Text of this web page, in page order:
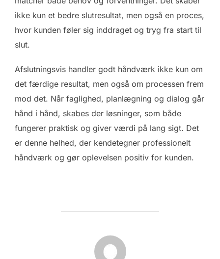
ikke kun et bedre slutresultat, men også en proces,
hvor kunden føler sig inddraget og tryg fra start til
slut.
Afslutningsvis handler godt håndværk ikke kun om
det færdige resultat, men også om processen frem
mod det. Når faglighed, planlægning og dialog går
hånd i hånd, skabes der løsninger, som både
fungerer praktisk og giver værdi på lang sigt. Det
er denne helhed, der kendetegner professionelt
håndværk og gør oplevelsen positiv for kunden.
FORFATTER